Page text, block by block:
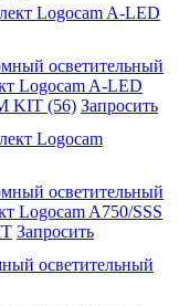
Logocam A-LED
осветительный
Logocam A-LED
KIT (56) Запросить
Logocam
осветительный
Logocam A750/SSS
Запросить
осветительный